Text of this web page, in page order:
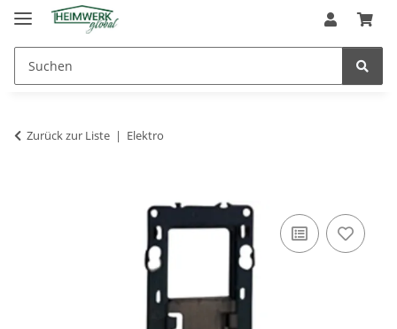
Zurück zur Liste Elektro